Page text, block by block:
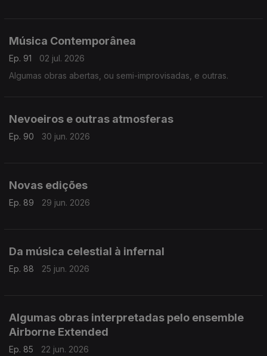
Música Contemporânea
Ep. 91
02 jul. 2026
Algumas obras abertas, ou semi-improvisadas, e outras.
Nevoeiros e outras atmosferas
Ep. 90 30 jun. 2026
Novas edições
Ep. 89 29 jun. 2026
Da música celestial à infernal
Ep. 88 25 jun. 2026
Algumas obras interpretadas pelo ensemble
Airborne Extended
Ep. 85
22 jun. 2026